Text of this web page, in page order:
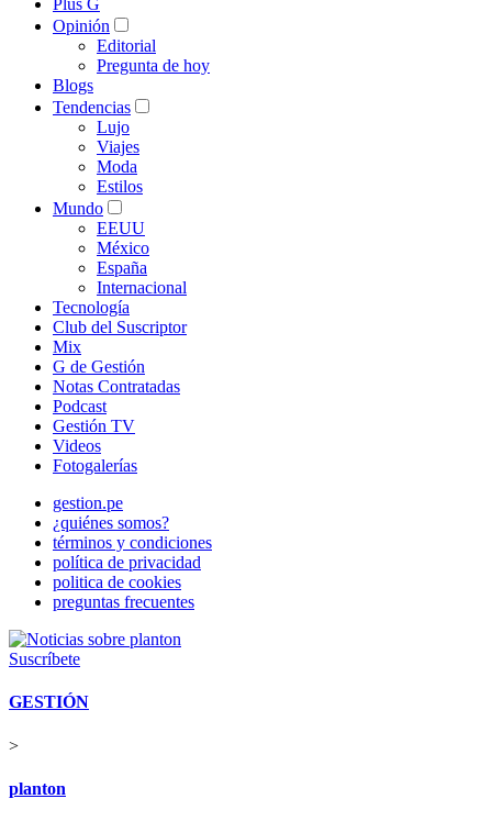
Plus G
Opinión
Editorial
Pregunta de hoy
Blogs
Tendencias
Lujo
Viajes
Moda
Estilos
Mundo
EEUU
México
España
Internacional
Tecnología
Club del Suscriptor
Mix
G de Gestión
Notas Contratadas
Podcast
Gestión TV
Videos
Fotogalerías
gestion.pe
¿quiénes somos?
términos y condiciones
política de privacidad
politica de cookies
preguntas frecuentes
Suscríbete
GESTIÓN
>
planton